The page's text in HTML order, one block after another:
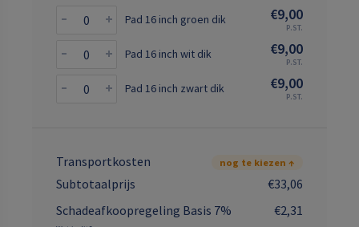
Pad 16 inch groen dik €9,00
P.ST.
Pad 16 inch wit dik €9,00
P.ST.
Pad 16 inch zwart dik €9,00
P.ST.
Transportkosten nog te kiezen ↑
Subtotaalprijs
€33,06
Schadeafkoopregeling Basis 7%
€2,31